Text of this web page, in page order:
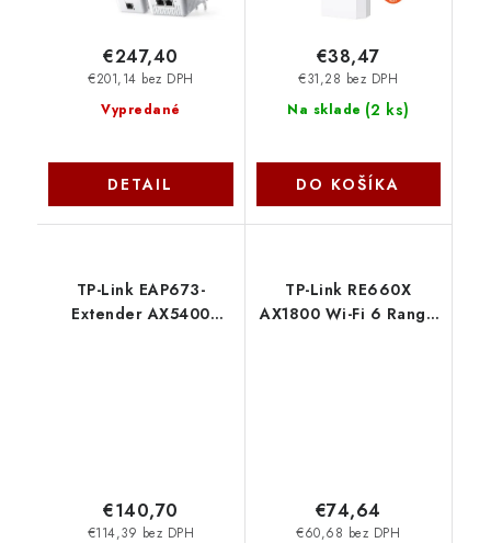
Vypredané
€201,14 bez DPH
€247,40
DETAIL
Na sklade (2 ks)
€31,28 bez DPH
€38,47
DO KOŠÍKA
TP-Link EAP673-
Extender AX5400
€114,39 bez DPH
€140,70
TP-Link RE660X
AX1800 Wi-Fi 6 Range
€60,68 bez DPH
€74,64